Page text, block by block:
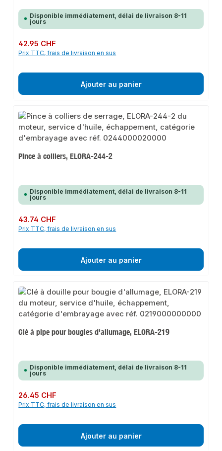
Disponible immédiatement, délai de livraison 8-11
jours
Prix régulier :
42.95 CHF
Prix TTC, frais de livraison en sus
Ajouter au panier
Pince à colliers, ELORA-244-2
Disponible immédiatement, délai de livraison 8-11
jours
Prix régulier :
43.74 CHF
Prix TTC, frais de livraison en sus
Ajouter au panier
Clé à pipe pour bougies d'allumage, ELORA-219
Disponible immédiatement, délai de livraison 8-11
jours
Prix régulier :
26.45 CHF
Prix TTC, frais de livraison en sus
Ajouter au panier